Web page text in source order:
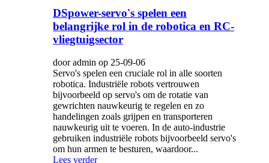
DSpower-servo's spelen een
belangrijke rol in de robotica en RC-
vliegtuigsector
door admin op 25-09-06
Servo's spelen een cruciale rol in alle soorten
robotica. Industriële robots vertrouwen
bijvoorbeeld op servo's om de rotatie van
gewrichten nauwkeurig te regelen en zo
handelingen zoals grijpen en transporteren
nauwkeurig uit te voeren. In de auto-industrie
gebruiken industriële robots bijvoorbeeld servo's
om hun armen te besturen, waardoor...
Lees verder